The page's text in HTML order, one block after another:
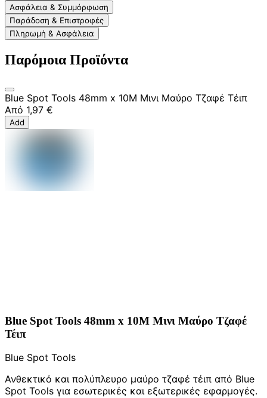
Ασφάλεια & Συμμόρφωση
Παράδοση & Επιστροφές
Πληρωμή & Ασφάλεια
Παρόμοια Προϊόντα
Blue Spot Tools 48mm x 10M Μινι Μαύρο Τζαφέ Τέιπ
Από 1,97 €
Add
Blue Spot Tools 48mm x 10M Μινι Μαύρο Τζαφέ
Τέιπ
Blue Spot Tools
Ανθεκτικό και πολύπλευρο μαύρο τζαφέ τέιπ από Blue
Spot Tools για εσωτερικές και εξωτερικές εφαρμογές.